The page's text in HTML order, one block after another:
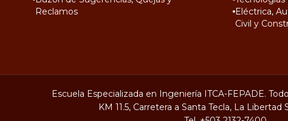
Reclamos
Eléctrica,
Civil y
Escuela Especializada en Ingeniería ITCA-FEPADE.
KM 11.5, Carretera a Santa Tecla, La Libertad